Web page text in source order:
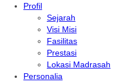
Profil
Sejarah
Visi Misi
Fasilitas
Prestasi
Lokasi Madrasah
Personalia